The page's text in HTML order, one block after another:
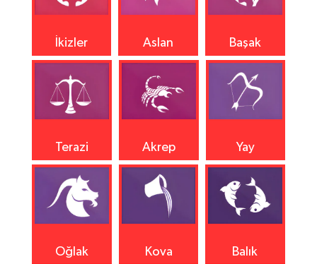
İkizler Aslan Başak
Terazi Akrep Yay
Oğlak Kova Balık